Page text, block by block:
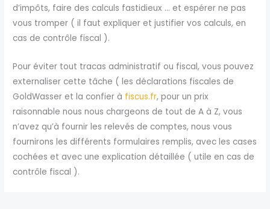
d’impôts, faire des calculs fastidieux … et espérer ne pas
vous tromper ( il faut expliquer et justifier vos calculs, en
cas de contrôle fiscal ).
Pour éviter tout tracas administratif ou fiscal, vous pouvez
externaliser cette tâche ( les déclarations fiscales de
GoldWasser et la confier à fiscus.fr, pour un prix
raisonnable nous nous chargeons de tout de A à Z, vous
n’avez qu’à fournir les relevés de comptes, nous vous
fournirons les différents formulaires remplis, avec les cases
cochées et avec une explication détaillée ( utile en cas de
contrôle fiscal ).